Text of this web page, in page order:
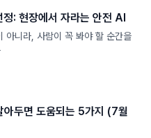
: 현장에서 자라는 안전 AI
아니라, 사람이 꼭 봐야 할 순간을
두면 도움되는 5가지 (7월